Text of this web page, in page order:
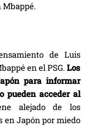
de Luis
en el PSG. Los
para informar
pueden acceder al
alejado de los
en Japón por miedo